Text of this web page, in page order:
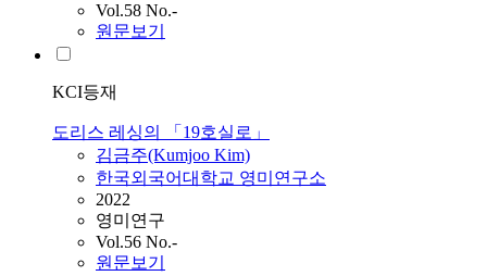
Vol.58 No.-
원문보기
KCI등재
도리스 레싱의 「19호실로」
김금주(Kumjoo Kim)
한국외국어대학교 영미연구소
2022
영미연구
Vol.56 No.-
원문보기